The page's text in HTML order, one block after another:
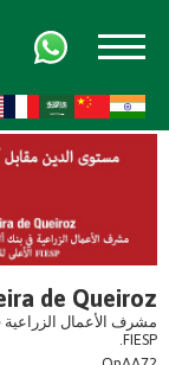
de Queiroz
مشرف الأعمال
FIESP.